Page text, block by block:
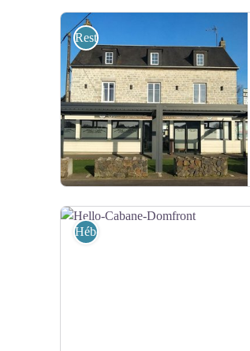
Restaurants
Hébergements